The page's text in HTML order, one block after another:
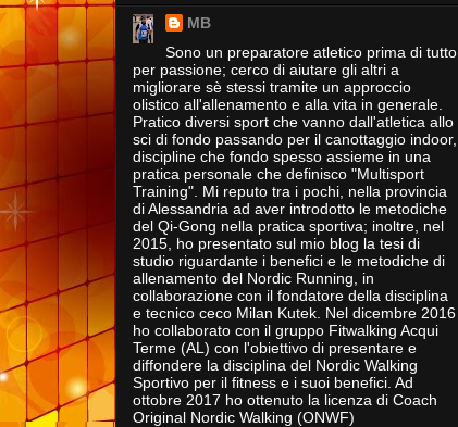
MB
Sono un preparatore atletico prima di tutto
per passione; cerco di aiutare gli altri a
migliorare sè stessi tramite un approccio
olistico all'allenamento e alla vita in generale.
Pratico diversi sport che vanno dall'atletica allo
sci di fondo passando per il canottaggio indoor,
discipline che fondo spesso assieme in una
pratica personale che definisco "Multisport
Training". Mi reputo tra i pochi, nella provincia
di Alessandria ad aver introdotto le metodiche
del Qi-Gong nella pratica sportiva; inoltre, nel
2015, ho presentato sul mio blog la tesi di
studio riguardante i benefici e le metodiche di
allenamento del Nordic Running, in
collaborazione con il fondatore della disciplina
e tecnico ceco Milan Kutek. Nel dicembre 2016
ho collaborato con il gruppo Fitwalking Acqui
Terme (AL) con l'obiettivo di presentare e
diffondere la disciplina del Nordic Walking
Sportivo per il fitness e i suoi benefici. Ad
ottobre 2017 ho ottenuto la licenza di Coach
Original Nordic Walking (ONWF)